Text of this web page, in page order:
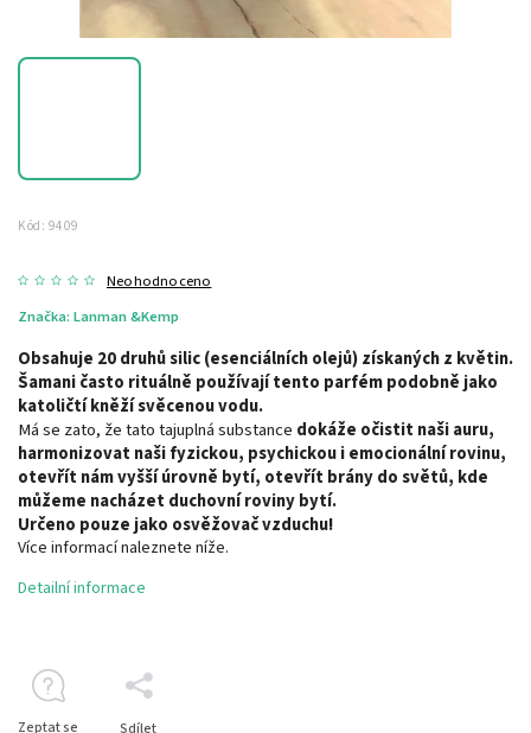
Kód: 9409
Neohodnoceno
Značka: Lanman &Kemp
Obsahuje 20 druhů silic (esenciálních olejů) získaných z květin.
Šamani často rituálně používají tento parfém podobně jako
katoličtí kněží svěcenou vodu.
Má se zato, že tato tajuplná substance dokáže očistit naši auru,
harmonizovat naši fyzickou, psychickou i emocionální rovinu,
otevřít nám vyšší úrovně bytí, otevřít brány do světů, kde
můžeme nacházet duchovní roviny bytí.
Určeno pouze jako osvěžovač vzduchu!
Více informací naleznete níže.
Detailní informace
Zeptat se Sdílet